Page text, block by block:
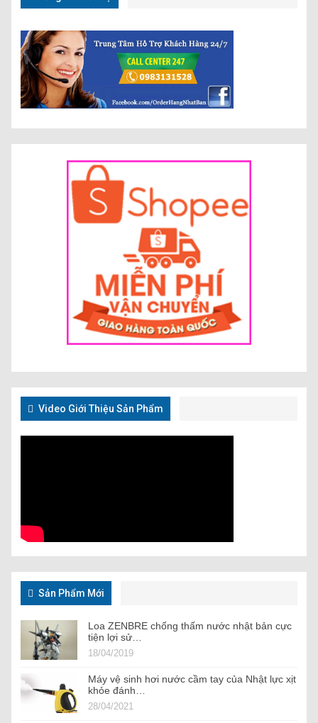
Video Giới Thiệu Sản Phẩm
Sản Phẩm Mới
Loa ZENBRE chống thấm nước nhật bản cực
tiện lợi sử…
18/04/2019
Máy vệ sinh hơi nước cầm tay của Nhật lực xịt
khỏe đánh…
28/04/2021